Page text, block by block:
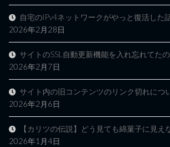
自宅のIPv4ネットワークがやっと復活した
2026年2月28日
サイトのSSL自動更新機能を入れ忘れてた
2026年2月7日
サイト内の旧コンテンツのリンク切れにつ
2026年2月6日
【カリツの伝説】どう見ても綿菓子に見え
2026年1月4日